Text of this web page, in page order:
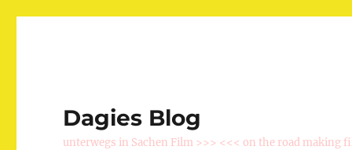
Dagies Blog
unterwegs in Sachen Film >>> <<< on the road making